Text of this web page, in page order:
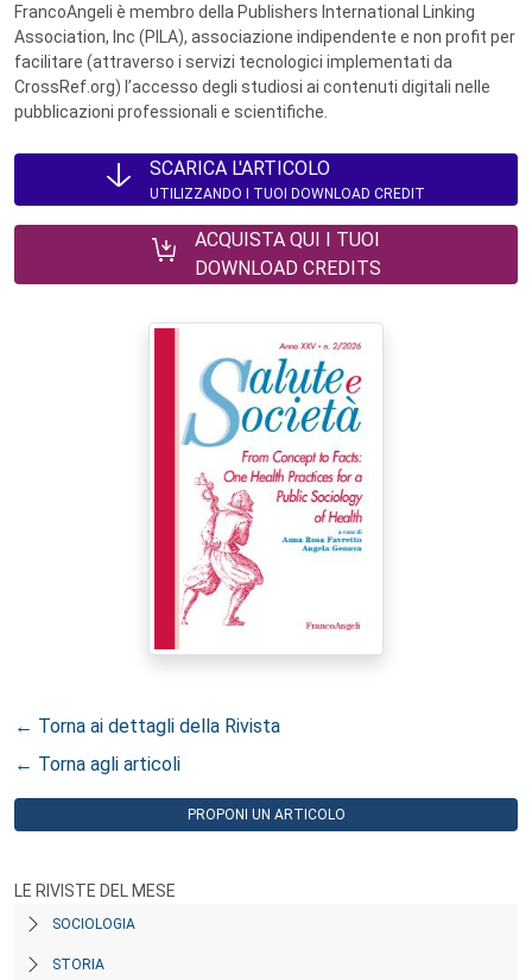
FrancoAngeli è membro della Publishers International Linking
Association, Inc (PILA), associazione indipendente e non profit per
facilitare (attraverso i servizi tecnologici implementati da
CrossRef.org) l’accesso degli studiosi ai contenuti digitali nelle
pubblicazioni professionali e scientifiche.
SCARICA L'ARTICOLO
UTILIZZANDO I TUOI DOWNLOAD CREDIT
ACQUISTA QUI I TUOI
DOWNLOAD CREDITS
← Torna ai dettagli della Rivista
← Torna agli articoli
PROPONI UN ARTICOLO
LE RIVISTE DEL MESE
SOCIOLOGIA
STORIA